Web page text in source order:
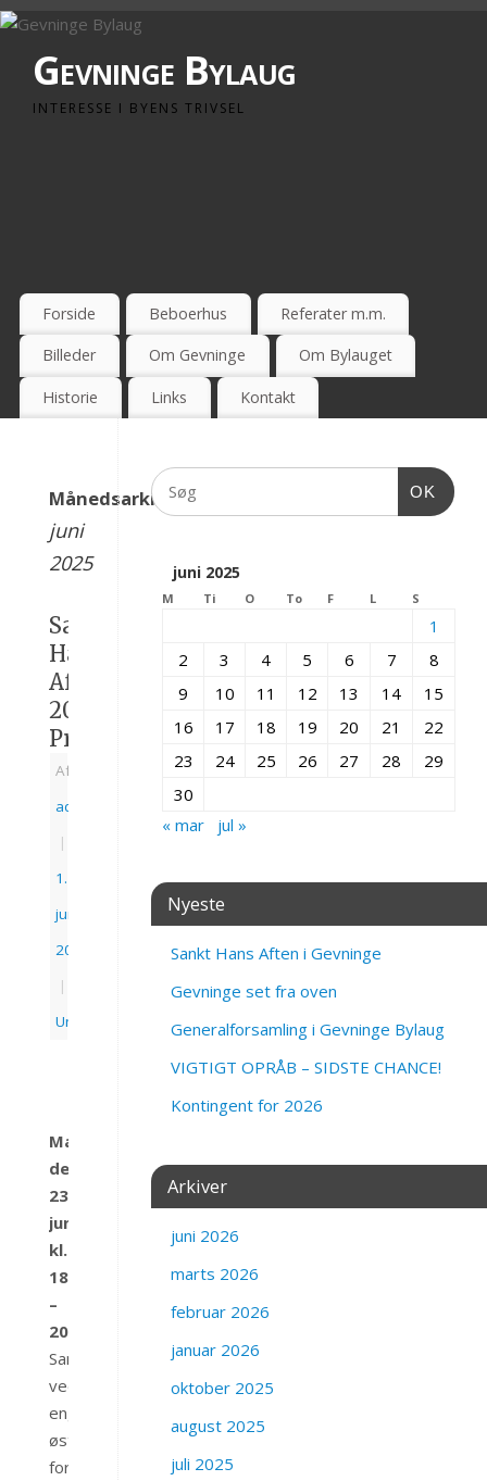
Gevninge Bylaug
INTERESSE I BYENS TRIVSEL
Forside Beboerhus Referater m.m.
Billeder Om Gevninge Om Bylauget
Historie Links Kontakt
Månedsarkiv:
juni
2025
Sankt
Hans
Aften
2025
Program
Af
admin
|
1.
juni
2025
|
Uncategorized
Mandag
den
23.
juni
kl.
18
–
20.30
Sankthansbål
ved
engstien
øst
for
OK
juni 2025
M Ti O To F L S
1
2
3 4 5 6 7
8
9
10 11 12 13 14
15
16
17 18 19 20 21
22
23
24 25 26 27 28
29
30
« mar
jul »
Nyeste
Sankt Hans Aften i Gevninge
Gevninge set fra oven
Generalforsamling i Gevninge Bylaug
VIGTIGT OPRÅB – SIDSTE CHANCE!
Kontingent for 2026
Arkiver
juni 2026
marts 2026
februar 2026
januar 2026
oktober 2025
august 2025
juli 2025